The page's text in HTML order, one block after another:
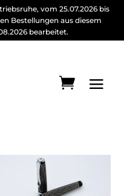
vom 25.07.2026 bis
Bestellungen aus diesem
bearbeitet.